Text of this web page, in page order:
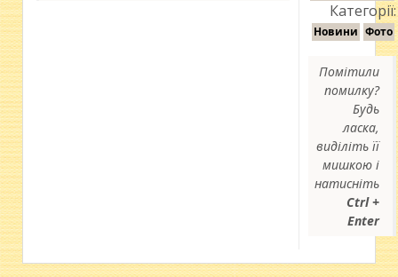
Категорії:
Новини Фото
Помітили
помилку?
Будь
ласка,
виділіть її
мишкою і
натисніть
Ctrl +
Enter